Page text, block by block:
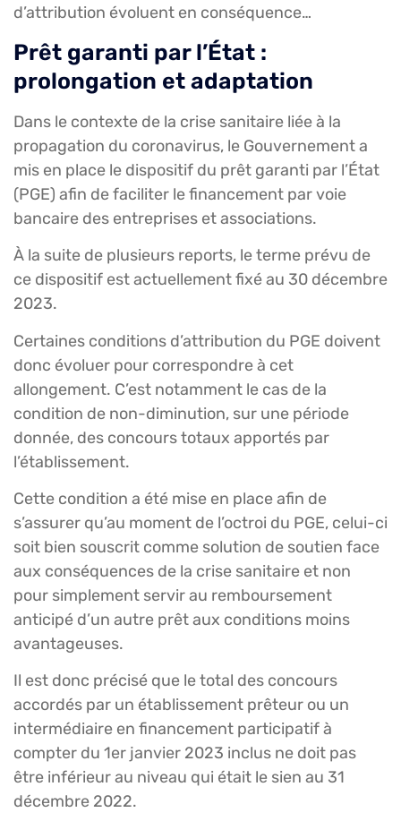
d’attribution évoluent en conséquence…
Prêt garanti par l’État :
prolongation et adaptation
Dans le contexte de la crise sanitaire liée à la
propagation du coronavirus, le Gouvernement a
mis en place le dispositif du prêt garanti par l’État
(PGE) afin de faciliter le financement par voie
bancaire des entreprises et associations.
À la suite de plusieurs reports, le terme prévu de
ce dispositif est actuellement fixé au 30 décembre
2023.
Certaines conditions d’attribution du PGE doivent
donc évoluer pour correspondre à cet
allongement. C’est notamment le cas de la
condition de non-diminution, sur une période
donnée, des concours totaux apportés par
l’établissement.
Cette condition a été mise en place afin de
s’assurer qu’au moment de l’octroi du PGE, celui-ci
soit bien souscrit comme solution de soutien face
aux conséquences de la crise sanitaire et non
pour simplement servir au remboursement
anticipé d’un autre prêt aux conditions moins
avantageuses.
Il est donc précisé que le total des concours
accordés par un établissement prêteur ou un
intermédiaire en financement participatif à
compter du 1er janvier 2023 inclus ne doit pas
être inférieur au niveau qui était le sien au 31
décembre 2022.